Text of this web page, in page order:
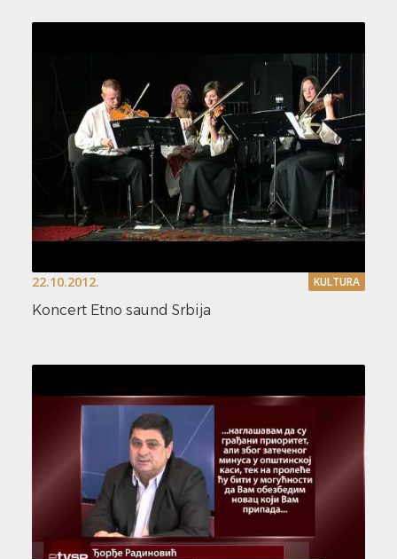
22.10.2012. KULTURA
Koncert Etno saund Srbija